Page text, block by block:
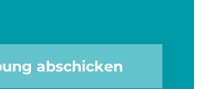
abschicken